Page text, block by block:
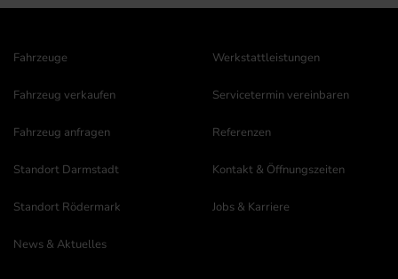
Fahrzeuge
Fahrzeug verkaufen
Fahrzeug anfragen
Werkstattleistungen
Servicetermin vereinbaren
Referenzen
Standort Darmstadt
Standort Rödermark
News & Aktuelles
Kontakt & Öffnungszeiten
Jobs & Karriere